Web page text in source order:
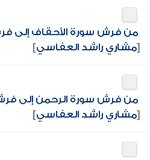
من فرش سورة الأحقاف إلى
[مشاري راشد العفاسي]
من فرش سورة الرحمن إلى
[مشاري راشد العفاسي]